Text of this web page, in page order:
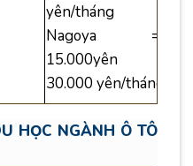
yên/tháng ;
Nagoya =>
15.000yên –
30.000 yên/tháng
HỌC NGÀNH Ô TÔ